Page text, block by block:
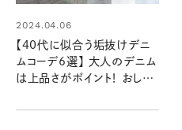
2024.04.06
【40代に似合う垢抜けデニ
ムコーデ6選】 大人のデニム
は上品さがポイント！ おしゃ
ップ